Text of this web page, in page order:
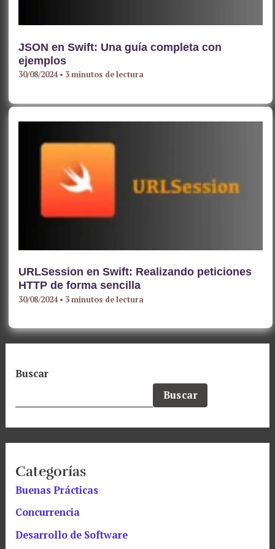
JSON en Swift: Una guía completa con
ejemplos
30/08/2024• 3 minutos de lectura
URLSession en Swift: Realizando peticiones
HTTP de forma sencilla
30/08/2024• 3 minutos de lectura
Buscar
Buscar
Categorías
Buenas Prácticas
Concurrencia
Desarrollo de Software